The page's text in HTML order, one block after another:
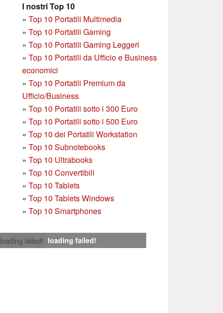
I nostri Top 10
» Top 10 Portatili Multimedia
» Top 10 Portatili Gaming
» Top 10 Portatili Gaming Leggeri
» Top 10 Portatili da Ufficio e Business
economici
» Top 10 Portatili Premium da
Ufficio/Business
» Top 10 Portatili sotto i 300 Euro
» Top 10 Portatili sotto i 500 Euro
» Top 10 dei Portatili Workstation
» Top 10 Subnotebooks
» Top 10 Ultrabooks
» Top 10 Convertibili
» Top 10 Tablets
» Top 10 Tablets Windows
» Top 10 Smartphones
loading failed! loading failed!